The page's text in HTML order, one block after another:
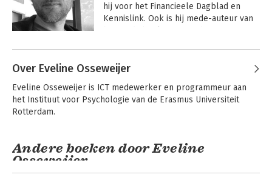
voor economie en
bedrijfskunde
Bekijk alle boeken
hij voor het Financieele Dagblad en
Kennislink. Ook is hij mede-auteur van
de Economie' en onmatig volger van
Gelijn studeerde ooit aan de
Rijksuniversiteit Groningen af in
Over Eveline Osseweijer
Eveline Osseweijer is ICT medewerker en programmeur aan
het Instituut voor Psychologie van de Erasmus Universiteit
Rotterdam.
Andere boeken door Eveline
Osseweijer